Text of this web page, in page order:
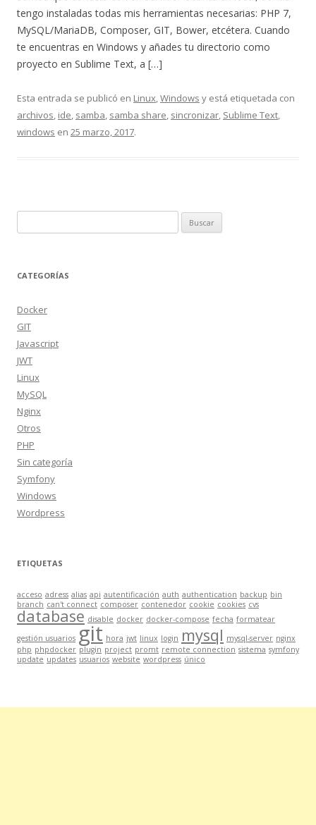
tengo instaladas todas mis herramientas necesarias: PHP 7,
MySQL/MariaDB, Composer, GIT, Bower, etcétera. Cuando
te encuentras en Windows y añades tu directorio como
proyecto en Sublime Text, a […]
Esta entrada se publicó en Linux,Windows y está etiquetada con
archivos, ide, samba, samba share, sincronizar, Sublime Text,
windows en 25 marzo, 2017.
CATEGORÍAS
Docker
GIT
Javascript
JWT
Linux
MySQL
Nginx
Otros
PHP
Sin categoría
Symfony
Windows
Wordpress
ETIQUETAS
acceso adress alias api autentificación auth authentication backup bin
branch can't connect composer contenedor cookie cookies cvs
database disable docker docker-compose fecha formatear
gestión usuarios git hora jwt linux login mysql mysql-server nginx
php phpdocker plugin project promt remote connection sistema symfony
update updates usuarios website wordpress único